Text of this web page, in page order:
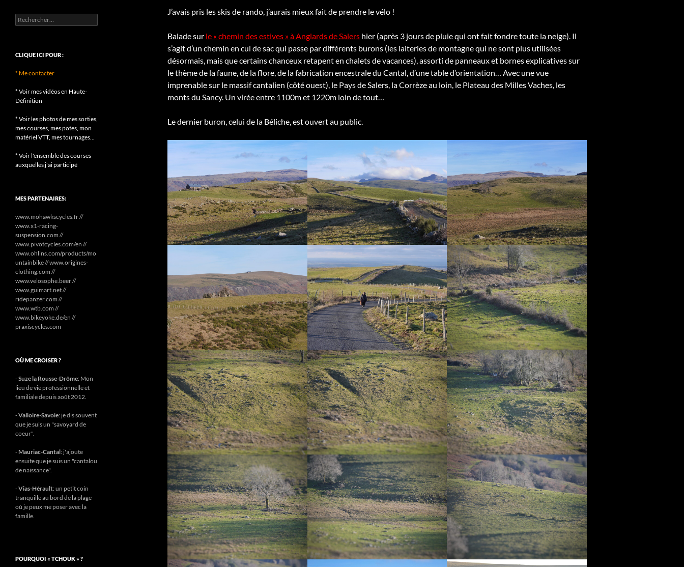
J’avais pris les skis de rando, j’aurais mieux fait de prendre le vélo !
Balade sur le « chemin des estives » à Anglards de Salers hier (après 3 jours de pluie qui ont fait fondre toute la neige). Il
s’agit d’un chemin en cul de sac qui passe par différents burons (les laiteries de montagne qui ne sont plus utilisées
désormais, mais que certains chanceux retapent en chalets de vacances), assorti de panneaux et bornes explicatives sur
le thème de la faune, de la flore, de la fabrication encestrale du Cantal, d’une table d’orientation… Avec une vue
imprenable sur le massif cantalien (côté ouest), le Pays de Salers, la Corrèze au loin, le Plateau des Milles Vaches, les
monts du Sancy. Un virée entre 1100m et 1220m loin de tout…
Le dernier buron, celui de la Béliche, est ouvert au public.
Rechercher :
CLIQUE ICI POUR :
* Me contacter
* Voir mes vidéos en Haute-
Définition
* Voir les photos de mes sorties,
mes courses, mes potes, mon
matériel VTT, mes tournages...
* Voir l'ensemble des courses
auxquelles j'ai participé
MES PARTENAIRES:
www.mohawkscycles.fr //
www.x1-racing-
suspension.com //
www.pivotcycles.com/en //
www.ohlins.com/products/mo
untainbike // www.origines-
clothing.com //
www.velosophe.beer //
www.guimart.net //
ridepanzer.com //
www.wtb.com //
www.bikeyoke.de/en //
praxiscycles.com
OÙ ME CROISER ?
-Suze la Rousse-Drôme: Mon
lieu de vie professionnelle et
familiale depuis août 2012.
-Valloire-Savoie: je dis souvent
que je suis un "savoyard de
coeur".
- Mauriac-Cantal: j'ajoute
ensuite que je suis un "cantalou
de naissance".
-Vias-Hérault: un petit coin
tranquille au bord de la plage
où je peux me poser avec la
famille.
POURQUOI « TCHOUK » ?